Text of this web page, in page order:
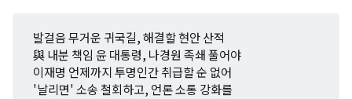
발걸음 무거운 귀국길, 해결할 현안 산적
與 내분 책임 윤 대통령, 나경원 족쇄 풀어야
이재명 언제까지 투명인간 취급할 순 없어
'날리면' 소송 철회하고, 언론 소통 강화를